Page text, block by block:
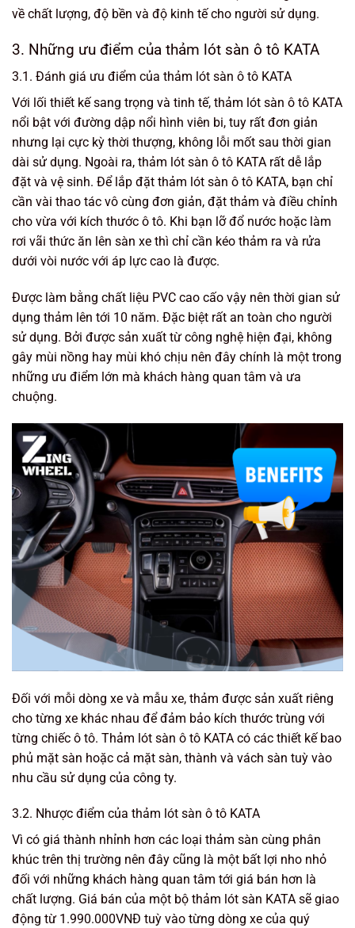
về chất lượng, độ bền và độ kinh tế cho người sử dụng.
3. Những ưu điểm của thảm lót sàn ô tô KATA
3.1. Đánh giá ưu điểm của thảm lót sàn ô tô KATA
Với lối thiết kế sang trọng và tinh tế, thảm lót sàn ô tô KATA
nổi bật với đường dập nổi hình viên bi, tuy rất đơn giản
nhưng lại cực kỳ thời thượng, không lỗi mốt sau thời gian
dài sử dụng. Ngoài ra, thảm lót sàn ô tô KATA rất dễ lắp
đặt và vệ sinh. Để lắp đặt thảm lót sàn ô tô KATA, bạn chỉ
cần vài thao tác vô cùng đơn giản, đặt thảm và điều chỉnh
cho vừa với kích thước ô tô. Khi bạn lỡ đổ nước hoặc làm
rơi vãi thức ăn lên sàn xe thì chỉ cần kéo thảm ra và rửa
dưới vòi nước với áp lực cao là được.
Được làm bằng chất liệu PVC cao cấo vậy nên thời gian sử
dụng thảm lên tới 10 năm. Đặc biệt rất an toàn cho người
sử dụng. Bởi được sản xuất từ công nghệ hiện đại, không
gây mùi nồng hay mùi khó chịu nên đây chính là một trong
những ưu điểm lớn mà khách hàng quan tâm và ưa
chuộng.
Đối với mỗi dòng xe và mẫu xe, thảm được sản xuất riêng
cho từng xe khác nhau để đảm bảo kích thước trùng với
từng chiếc ô tô. Thảm lót sàn ô tô KATA có các thiết kế bao
phủ mặt sàn hoặc cả mặt sàn, thành và vách sàn tuỳ vào
nhu cầu sử dụng của công ty.
3.2. Nhược điểm của thảm lót sàn ô tô KATA
Vì có giá thành nhỉnh hơn các loại thảm sàn cùng phân
khúc trên thị trường nên đây cũng là một bất lợi nho nhỏ
đối với những khách hàng quan tâm tới giá bán hơn là
chất lượng. Giá bán của một bộ thảm lót sàn KATA sẽ giao
động từ 1.990.000VNĐ tuỳ vào từng dòng xe của quý